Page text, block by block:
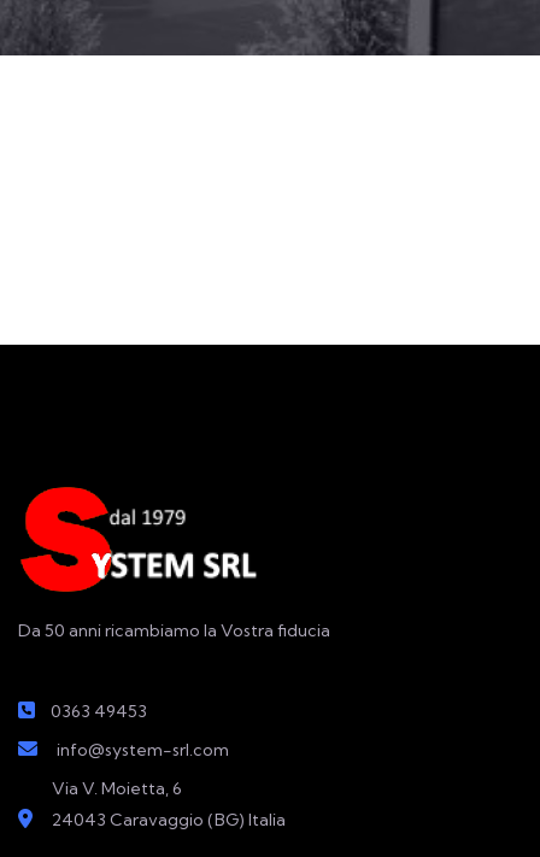
Da 50 anni ricambiamo la Vostra fiducia
0363 49453
info@system-srl.com
Via V. Moietta, 6
24043 Caravaggio (BG) Italia